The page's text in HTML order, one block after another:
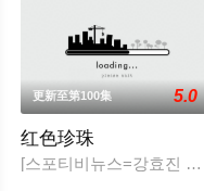
更新至第100集 5.0
红色珍珠
[스포티비뉴스=강효진